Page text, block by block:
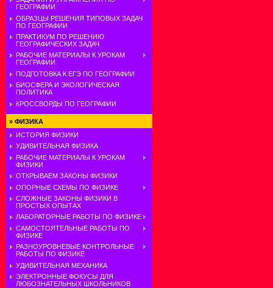
ГЕОГРАФИИ
ОБРАЗЦЫ РЕШЕНИЯ ТИПОВЫХ ЗАДАЧ
ПО ГЕОГРАФИИ
ПРАКТИКУМ ПО РЕШЕНИЮ
ГЕОГРАФИЧЕСКИХ ЗАДАЧ
РАБОЧИЕ МАТЕРИАЛЫ К УРОКАМ
ГЕОГРАФИИ
ПОДГОТОВКА К ЕГЭ ПО ГЕОГРАФИИ
БИОСФЕРА И ЭКОЛОГИЧЕСКАЯ
ПОЛИТИКА
КРОССВОРДЫ ПО ГЕОГРАФИИ
» ФИЗИКА
ИСТОРИЯ ФИЗИКИ
УДИВИТЕЛЬНАЯ ФИЗИКА
РАБОЧИЕ МАТЕРИАЛЫ К УРОКАМ
ФИЗИКИ
ОТКРЫВАЕМ ЗАКОНЫ ФИЗИКИ
ОПОРНЫЕ СХЕМЫ ПО ФИЗИКЕ
СЛОЖНЫЕ ЗАКОНЫ ФИЗИКИ В
ПРОСТЫХ ОПЫТАХ
ЛАБОРАТОРНЫЕ РАБОТЫ ПО ФИЗИКЕ
САМОСТОЯТЕЛЬНЫЕ РАБОТЫ ПО
ФИЗИКЕ
РАЗНОУРОВНЕВЫЕ КОНТРОЛЬНЫЕ
РАБОТЫ ПО ФИЗИКЕ
УДИВИТЕЛЬНАЯ МЕХАНИКА
ЭЛЕКТРОННЫЕ ФОКУСЫ ДЛЯ
ЛЮБОЗНАТЕЛЬНЫХ ШКОЛЬНИКОВ